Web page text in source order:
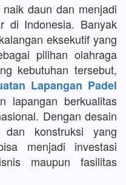
daun dan menjadi
di Indonesia. Banyak
eksekutif yang
pilihan olahraga
kebutuhan tersebut,
Lapangan Padel
lapangan berkualitas
Dengan desain
dan konstruksi yang
menjadi investasi
maupun fasilitas